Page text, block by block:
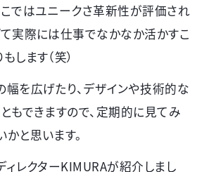
こではユニークさ革新性が評価され
て実際には仕事でなかなか活かすこ
します（笑）
幅を広げたり、デザインや技術的な
もできますので、定期的に見てみ
と思います。
ィレクターKIMURAが紹介しまし